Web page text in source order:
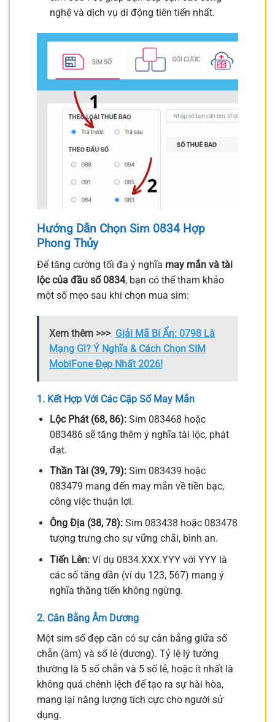
nghệ và dịch vụ di động tiên tiến nhất.
Hướng Dẫn Chọn Sim 0834 Hợp
Phong Thủy
Để tăng cường tối đa ý nghĩa may mắn và tài
lộc của đầu số 0834, bạn có thể tham khảo
một số mẹo sau khi chọn mua sim:
Xem thêm >>> Giải Mã Bí Ẩn: 0798 Là
Mạng Gì? Ý Nghĩa & Cách Chọn SIM
MobiFone Đẹp Nhất 2026!
1. Kết Hợp Với Các Cặp Số May Mắn
Lộc Phát (68, 86):Sim 083468 hoặc
083486 sẽ tăng thêm ý nghĩa tài lộc, phát
đạt.
Thần Tài (39, 79):Sim 083439 hoặc
083479 mang đến may mắn về tiền bạc,
công việc thuận lợi.
Ông Địa (38, 78):Sim 083438 hoặc 083478
tượng trưng cho sự vững chãi, bình an.
Tiến Lên:Ví dụ 0834.XXX.YYY với YYY là
các số tăng dần (ví dụ 123, 567) mang ý
nghĩa thăng tiến không ngừng.
2. Cân Bằng Âm Dương
Một sim số đẹp cần có sự cân bằng giữa số
chẵn (âm) và số lẻ (dương). Tỷ lệ lý tưởng
thường là 5 số chẵn và 5 số lẻ, hoặc ít nhất là
không quá chênh lệch để tạo ra sự hài hòa,
mang lại năng lượng tích cực cho người sử
dụng.